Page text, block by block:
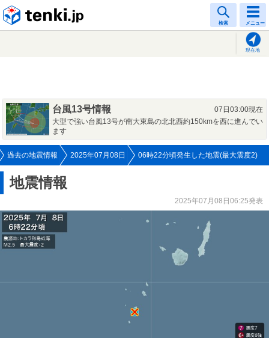
検索 メニュー
現在地
台風13号情報
07日03:00現在
大型で強い台風13号が南大東島の北北西約150kmを西に進んでい
ます
過去の地震情報 2025年07月08日 06時22分頃発生した地震(最大震度2)
地震情報
2025年07月08日06:25発表